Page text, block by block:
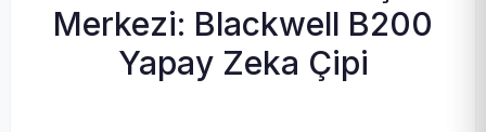
Merkezi: Blackwell B200
Yapay Zeka Çipi